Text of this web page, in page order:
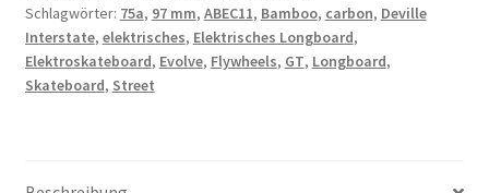
Schlagwörter: 75a, 97 mm, ABEC11, Bamboo, carbon, Deville
Interstate, elektrisches, Elektrisches Longboard,
Elektroskateboard, Evolve, Flywheels, GT, Longboard,
Skateboard, Street